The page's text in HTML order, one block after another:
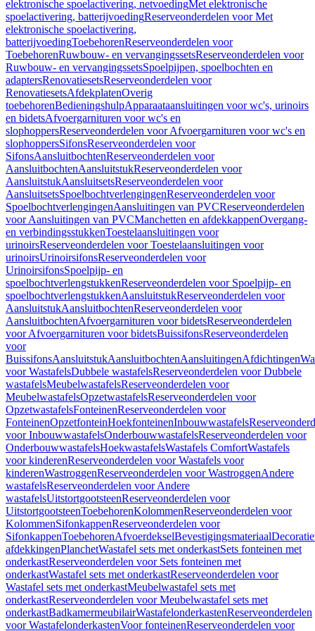
elektronische spoelactivering, netvoedingMet elektronische
spoelactivering, batterijvoedingReserveonderdelen voor Met
elektronische spoelactivering,
batterijvoedingToebehorenReserveonderdelen voor
ToebehorenRuwbouw- en vervangingssetsReserveonderdelen voor
Ruwbouw- en vervangingssetsSpoelpijpen, spoelbochten en
adaptersRenovatiesetsReserveonderdelen voor
RenovatiesetsAfdekplatenOverig
toebehorenBedieningshulpApparaataansluitingen voor wc's, urinoirs
en bidetsAfvoergarnituren voor wc's en
slophoppersReserveonderdelen voor Afvoergarnituren voor wc's en
slophoppersSifonsReserveonderdelen voor
SifonsAansluitbochtenReserveonderdelen voor
AansluitbochtenAansluitstukReserveonderdelen voor
AansluitstukAansluitsetsReserveonderdelen voor
AansluitsetsSpoelbochtverlengingenReserveonderdelen voor
SpoelbochtverlengingenAansluitingen van PVCReserveonderdelen
voor Aansluitingen van PVCManchetten en afdekkappenOvergang-
en verbindingsstukkenToestelaansluitingen voor
urinoirsReserveonderdelen voor Toestelaansluitingen voor
urinoirsUrinoirsifonsReserveonderdelen voor
UrinoirsifonsSpoelpijp- en
spoelbochtverlengstukkenReserveonderdelen voor Spoelpijp- en
spoelbochtverlengstukkenAansluitstukReserveonderdelen voor
AansluitstukAansluitbochtenReserveonderdelen voor
AansluitbochtenAfvoergarnituren voor bidetsReserveonderdelen
voor Afvoergarnituren voor bidetsBuissifonsReserveonderdelen
voor
BuissifonsAansluitstukAansluitbochtenAansluitingenAfdichtingen
voor WastafelsDubbele wastafelsReserveonderdelen voor Dubbele
wastafelsMeubelwastafelsReserveonderdelen voor
MeubelwastafelsOpzetwastafelsReserveonderdelen voor
OpzetwastafelsFonteinenReserveonderdelen voor
FonteinenOpzetfonteinHoekfonteinenInbouwwastafels
voor InbouwwastafelsOnderbouwwastafelsReserveonderdelen voor
OnderbouwwastafelsHoekwastafelsWastafels ComfortWastafels
voor kinderenReserveonderdelen voor Wastafels voor
kinderenWastroggenReserveonderdelen voor WastroggenAndere
wastafelsReserveonderdelen voor Andere
wastafelsUitstortgootsteenReserveonderdelen voor
UitstortgootsteenToebehorenKolommenReserveonderdelen voor
KolommenSifonkappenReserveonderdelen voor
SifonkappenToebehorenAfvoerdekselBevestigingsmateriaal
afdekkingenPlanchetWastafel sets met onderkastSets fonteinen met
onderkastReserveonderdelen voor Sets fonteinen met
onderkastWastafel sets met onderkastReserveonderdelen voor
Wastafel sets met onderkastMeubelwastafel sets met
onderkastReserveonderdelen voor Meubelwastafel sets met
onderkastBadkamermeubilairWastafelonderkastenReserveonderdelen
voor WastafelonderkastenVoor fonteinenReserveonderdelen voor